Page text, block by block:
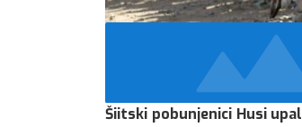
Šiitski pobunjenici Husi